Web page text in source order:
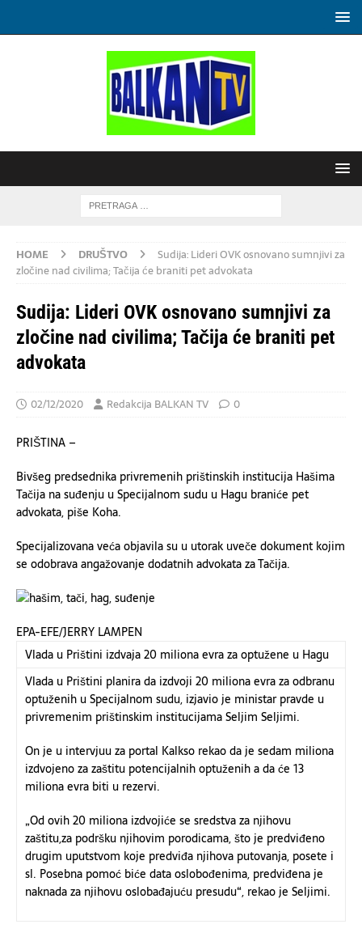
HOME DRUŠTVO
Sudija: Lideri OVK osnovano sumnjivi za
zločine nad civilima; Tačija će braniti pet advokata
Sudija: Lideri OVK osnovano sumnjivi za
zločine nad civilima; Tačija će braniti pet
advokata
02/12/2020 Redakcija BALKAN TV 0
PRIŠTINA –
Bivšeg predsednika privremenih prištinskih institucija Hašima
Tačija na suđenju u Specijalnom sudu u Hagu braniće pet
advokata, piše Koha.
Specijalizovana veća objavila su u utorak uveče dokument kojim
se odobrava angažovanje dodatnih advokata za Tačija.
EPA-EFE/JERRY LAMPEN
Vlada u Prištini izdvaja 20 miliona evra za optužene u Hagu
Vlada u Prištini planira da izdvoji 20 miliona evra za odbranu
optuženih u Specijalnom sudu, izjavio je ministar pravde u
privremenim prištinskim institucijama Seljim Seljimi.
On je u intervjuu za portal Kalkso rekao da je sedam miliona
izdvojeno za zaštitu potencijalnih optuženih a da će 13
miliona evra biti u rezervi.
„Od ovih 20 miliona izdvojiće se sredstva za njihovu
zaštitu,za podršku njihovim porodicama, što je predviđeno
drugim uputstvom koje predviđa njihova putovanja, posete i
sl. Posebna pomoć biće data oslobođenima, predviđena je
naknada za njihovu oslobađajuću presudu“, rekao je Seljimi.